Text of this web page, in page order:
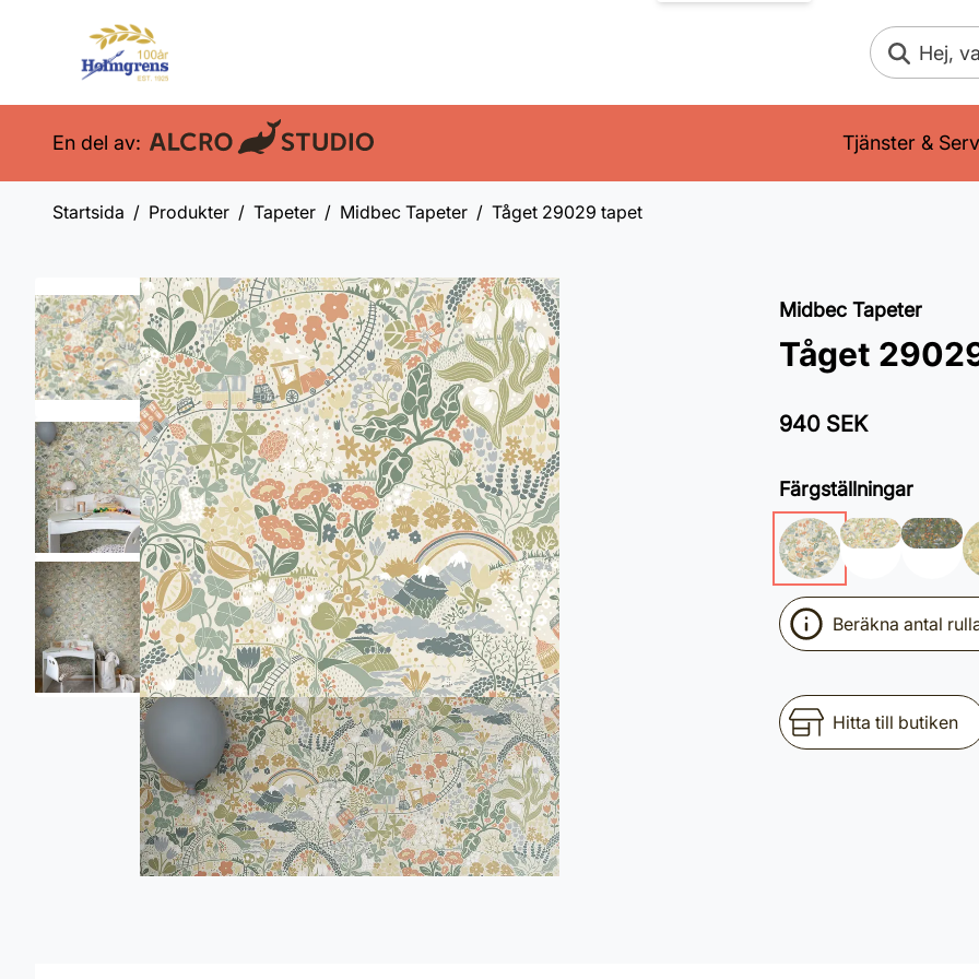
Sök
En del av: Tjänster &
Startsida Produkter Tapeter Midbec Tapeter Tåget 29029 tapet
Midbec Tapeter
Tåget
940 SEK
Färgställningar
Beräkna antal
Hitta till butiken